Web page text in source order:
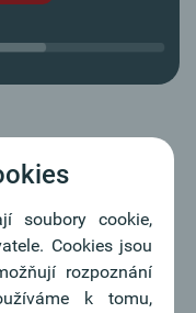
výpisy
soubory cookie,
Cookies jsou
rozpoznání
k tomu,